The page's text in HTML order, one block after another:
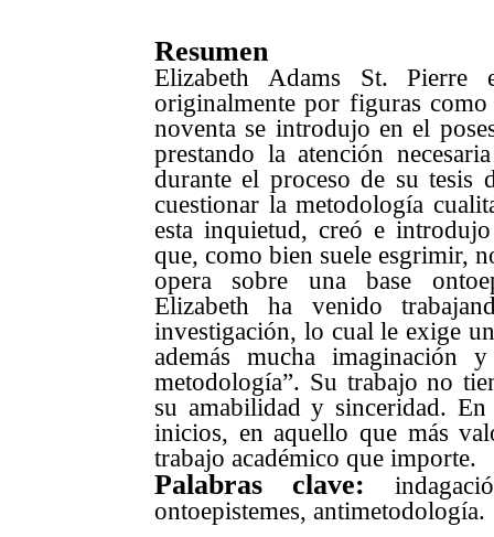
Resumen
Elizabeth Adams St. Pierre
originalmente por figuras
noventa se introdujo en el
prestando la atención
durante el proceso de su tesis
cuestionar la metodología
esta inquietud, creó e
que, como bien suele esgrimir,
opera sobre una base
Elizabeth ha venido
investigación, lo cual le exige
además mucha
metodología”. Su trabajo no
su amabilidad y sinceridad.
inicios, en aquello que más
trabajo académico que importe.
Palabras clave:
ontoepistemes, antimetodología.